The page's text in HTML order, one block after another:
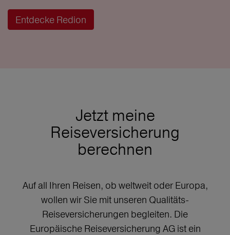
Entdecke Redion
Jetzt meine
Reiseversicherung
berechnen
Auf all Ihren Reisen, ob weltweit oder Europa,
wollen wir Sie mit unseren Qualitäts-
Reiseversicherungen begleiten. Die
Europäische Reiseversicherung AG ist ein